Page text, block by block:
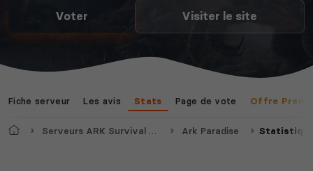
Voter Visiter le site
Fiche serveur Les avis Stats Page de vote Offre
AccueilServeurs ARK Survival Evolved Ark Paradise